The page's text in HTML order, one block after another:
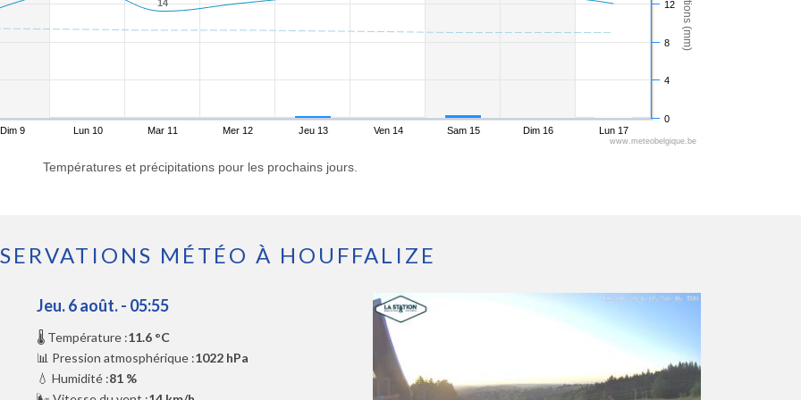
14
14
Dim 9 Lun 10 Mar 11 Mer 12 Jeu 13 Ven 14 Sam 15 Dim 16 Lun 17
0
4
8
12
www.meteobelgique.be
Températures et précipitations pour les prochains jours.
MÉTÉO À HOUFFALIZE
Jeu. 6 août. - 05:55
🌡️ Température :11.6 °C
📊 Pression atmosphérique :1022 hPa
💧 Humidité :81 %